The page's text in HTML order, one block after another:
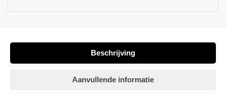
Beschrijving
Aanvullende informatie